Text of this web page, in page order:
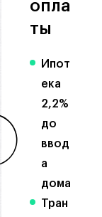
опла
ты
Ипот
ека
2,2%
до
ввод
а
дома
Тран